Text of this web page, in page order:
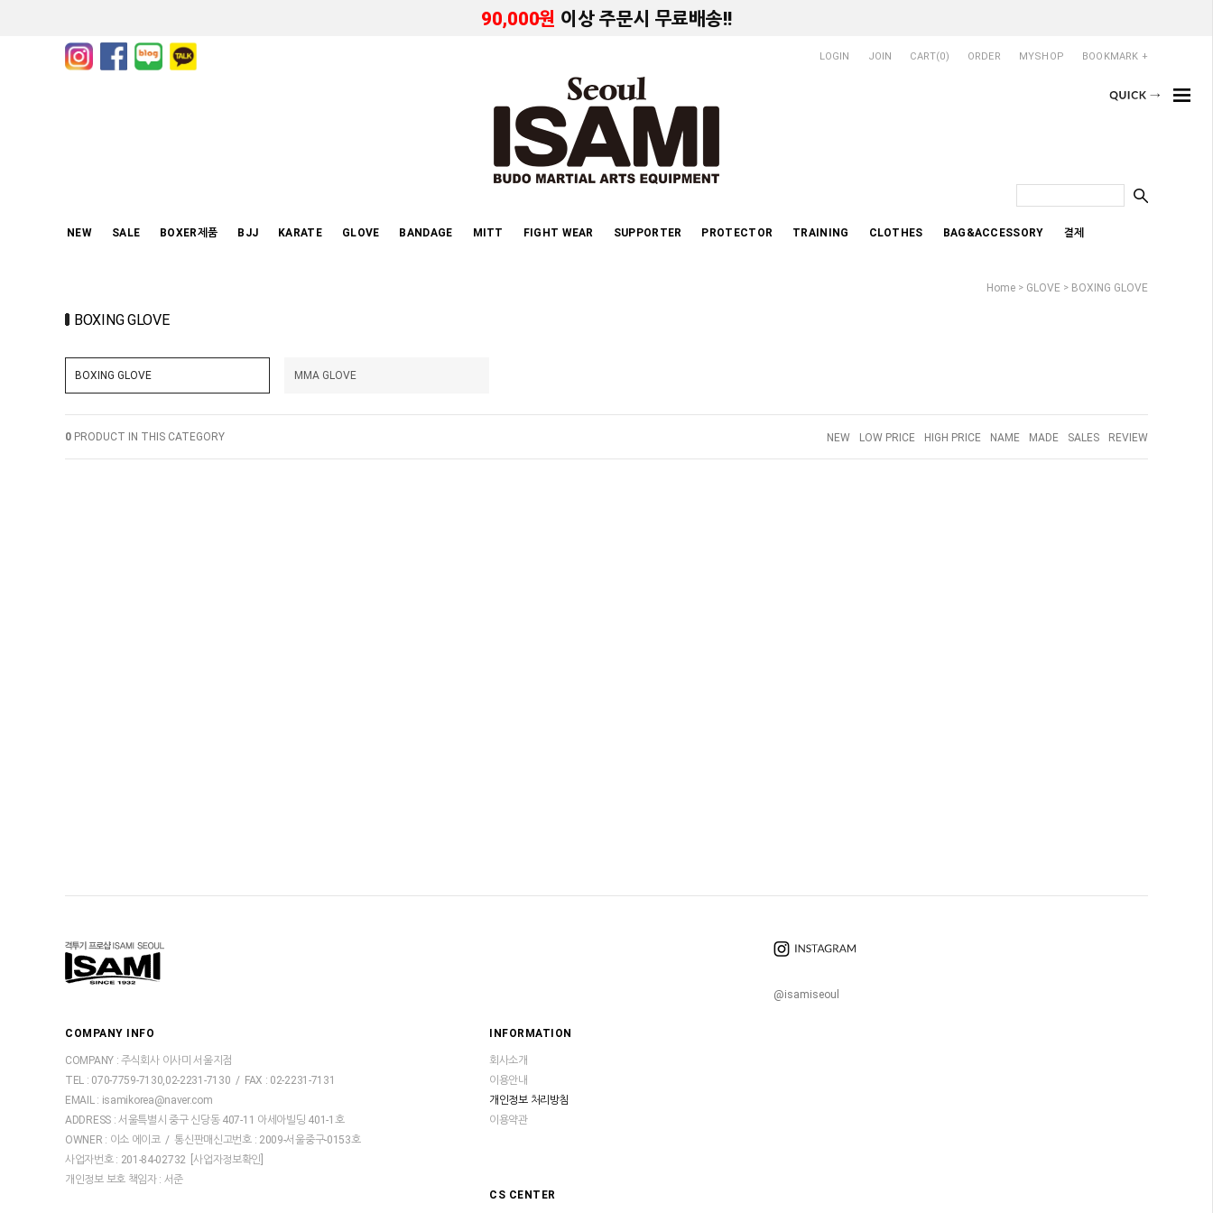
90,000원 이상 주문시 무료배송!!
LOGIN JOIN CART(0) ORDER MYSHOP BOOKMARK +
NEW SALE BOXER제품 BJJ KARATE GLOVE BANDAGE MITT FIGHT WEAR SUPPORTER PROTECTOR TRAINING CLOTHES BAG&ACCESSORY 결제
Home > GLOVE > BOXING GLOVE
BOXING GLOVE
BOXING GLOVE MMA GLOVE
0 PRODUCT IN THIS CATEGORY NEW LOW PRICE HIGH PRICE NAME MADE SALES REVIEW
COMPANY INFO
COMPANY : 주식회사 이사미 서울지점
TEL : 070-7759-7130,02-2231-7130 / FAX : 02-2231-7131
EMAIL : isamikorea@naver.com
ADDRESS : 서울특별시 중구 신당동 407-11 아세아빌딩 401-1호
OWNER : 이소 에이코 / 통신판매신고번호 : 2009-서울중구-0153호
사업자번호 : 201-84-02732 [사업자정보확인]
개인정보 보호 책임자 : 서준
INFORMATION
회사소개
이용안내
개인정보 처리방침
이용약관
CS CENTER
@isamiseoul